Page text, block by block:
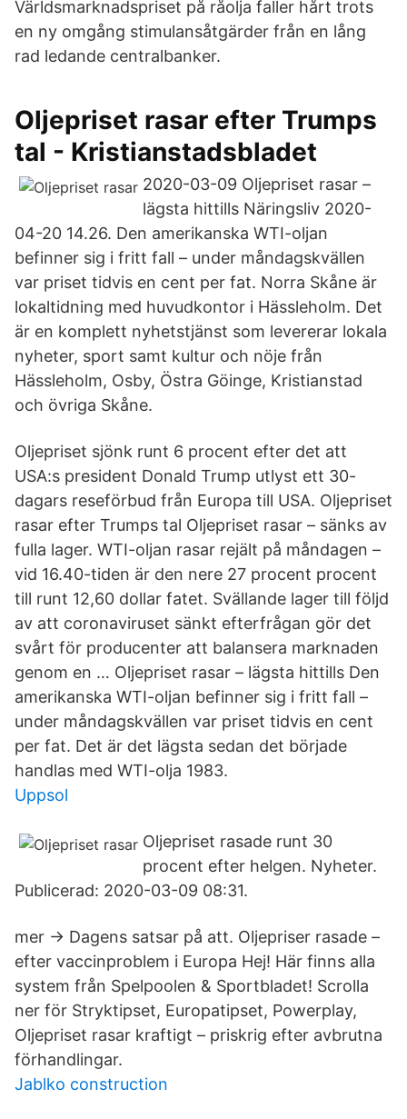
Världsmarknadspriset på råolja faller hårt trots
en ny omgång stimulansåtgärder från en lång
rad ledande centralbanker.
Oljepriset rasar efter Trumps
tal - Kristianstadsbladet
2020-03-09 Oljepriset rasar –
lägsta hittills Näringsliv 2020-
04-20 14.26. Den amerikanska WTI-oljan
befinner sig i fritt fall – under måndagskvällen
var priset tidvis en cent per fat. Norra Skåne är
lokaltidning med huvudkontor i Hässleholm. Det
är en komplett nyhetstjänst som levererar lokala
nyheter, sport samt kultur och nöje från
Hässleholm, Osby, Östra Göinge, Kristianstad
och övriga Skåne.
Oljepriset sjönk runt 6 procent efter det att
USA:s president Donald Trump utlyst ett 30-
dagars reseförbud från Europa till USA. Oljepriset
rasar efter Trumps tal Oljepriset rasar – sänks av
fulla lager. WTI-oljan rasar rejält på måndagen –
vid 16.40-tiden är den nere 27 procent procent
till runt 12,60 dollar fatet. Svällande lager till följd
av att coronaviruset sänkt efterfrågan gör det
svårt för producenter att balansera marknaden
genom en … Oljepriset rasar – lägsta hittills Den
amerikanska WTI-oljan befinner sig i fritt fall –
under måndagskvällen var priset tidvis en cent
per fat. Det är det lägsta sedan det började
handlas med WTI-olja 1983.
Uppsol
Oljepriset rasade runt 30
procent efter helgen. Nyheter.
Publicerad: 2020-03-09 08:31.
mer → Dagens satsar på att. Oljepriser rasade –
efter vaccinproblem i Europa Hej! Här finns alla
system från Spelpoolen & Sportbladet! Scrolla
ner för Stryktipset, Europatipset, Powerplay,
Oljepriset rasar kraftigt – priskrig efter avbrutna
förhandlingar.
Jablko construction